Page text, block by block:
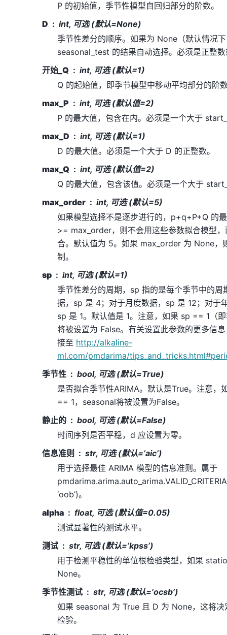
P 的初始值，季节性模型自回归部分的阶数。
D
int, 可选 (默认=None)
季节性差分的顺序。如果为 None（默认情况
seasonal_test 的结果自动选择。必须是正整
开始_Q
int, 可选 (默认=1)
Q 的起始值，即季节模型中移动平均部分的阶
max_P
int, 可选 (默认值=2)
P 的最大值，包含在内。必须是一个大于
max_D
int, 可选 (默认=1)
D 的最大值。必须是一个大于 D 的正整数。
max_Q
int, 可选 (默认值=2)
Q 的最大值，包含该值。必须是一个大于
max_order
int, 可选 (默认=5)
如果模型选择不是逐步进行的，p+q+P+Q 的
>= max_order，则不会用这些参数拟合模型
合。默认值为 5。如果 max_order 为 None，
制。
sp
int, 可选 (默认=1)
季节性差分的周期，sp 指的是每个季节中的周
据，sp 是 4；对于月度数据，sp 是 12；对于
sp 是 1。默认值是 1。注意，如果 sp == 1（
将被设置为 False。有关设置此参数的更多信
接至 http://alkaline-
ml.com/pmdarima/
季节性
bool, 可选 (默认=True)
是否拟合季节性ARIMA。默认是True。注意，
== 1，seasonal将被设置为False。
静止的
bool, 可选 (默认=False)
时间序列是否平稳，d 应设置为零。
信息准则
str, 可选 (默认=’aic’)
用于选择最佳 ARIMA 模型的信息准则。属于
pmdarima.arima.auto_arima.VALID_CRITERIA
‘oob’)。
alpha
float, 可选 (默认值=0.05)
测试显著性的测试水平。
测试
str, 可选 (默认=’kpss’)
用于检测平稳性的单位根检验类型，如果
None。
季节性测试
str, 可选 (默认=’ocsb’)
如果 seasonal 为 True 且 D 为 None，这将决
检验。